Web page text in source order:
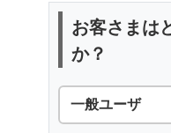
お客さまは
か？
一般ユーザ